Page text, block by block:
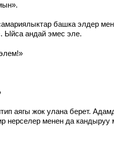
башка элдер
Ыйса андай эмес эле.
аягы жок улана берет.
менен да кандыруу